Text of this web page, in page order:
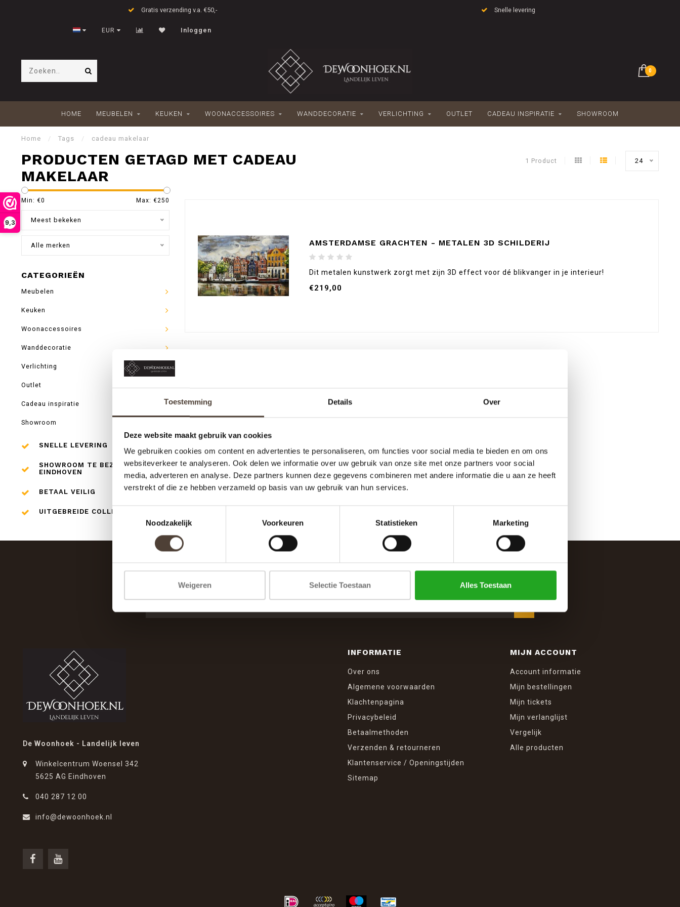
Toestemming Details Over
Deze website maakt gebruik van cookies
We gebruiken cookies om content en advertenties te personaliseren, om functies voor social media te bieden en om ons
websiteverkeer te analyseren. Ook delen we informatie over uw gebruik van onze site met onze partners voor social
media, adverteren en analyse. Deze partners kunnen deze gegevens combineren met andere informatie die u aan ze heeft
verstrekt of die ze hebben verzameld op basis van uw gebruik van hun services.
Toestemmingsselectie
Noodzakelijk
Voorkeuren Statistieken Marketing
Weigeren Selectie Toestaan Alles Toestaan
9,3
Gratis verzending v.a. €50,- Snelle levering
EUR Inloggen
0
HOME MEUBELEN KEUKEN WOONACCESSOIRES WANDDECORATIE VERLICHTING OUTLET CADEAU INSPIRATIE SHOWROOM
Home / Tags / cadeau makelaar
PRODUCTEN GETAGD MET CADEAU
MAKELAAR
1 Product 24
Min: €0 Max: €250
Meest bekeken
Alle merken
CATEGORIEËN
Meubelen
Keuken
Woonaccessoires
Wanddecoratie
Verlichting
Outlet
Cadeau inspiratie
Showroom
SNELLE LEVERING
SHOWROOM TE BEZOEKEN IN
EINDHOVEN
BETAAL VEILIG
UITGEBREIDE COLLECTIE
AMSTERDAMSE GRACHTEN - METALEN 3D SCHILDERIJ
Dit metalen kunstwerk zorgt met zijn 3D effect voor dé blikvanger in je interieur!
€219,00
SCHRIJF JE IN VOOR DE NIEUWSBRIEF
And stay up to date with our latest offers
De Woonhoek - Landelijk leven
Winkelcentrum Woensel 342
5625 AG Eindhoven
040 287 12 00
info@dewoonhoek.nl
INFORMATIE
Over ons
Algemene voorwaarden
Klachtenpagina
Privacybeleid
Betaalmethoden
Verzenden & retourneren
Klantenservice / Openingstijden
Sitemap
MIJN ACCOUNT
Account informatie
Mijn bestellingen
Mijn tickets
Mijn verlanglijst
Vergelijk
Alle producten